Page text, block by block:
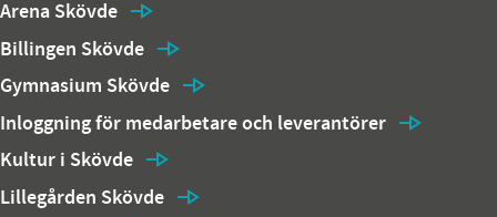
Arena Skövde
Billingen Skövde
Gymnasium Skövde
Inloggning för medarbetare och leverantörer
Kultur i Skövde
Lillegården Skövde